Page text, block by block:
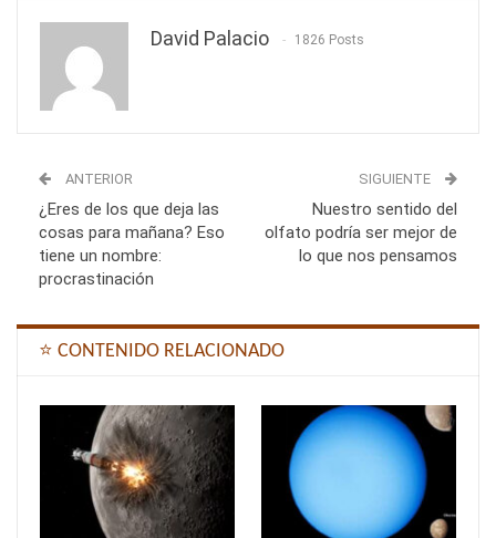
David Palacio 1826 Posts
ANTERIOR
¿Eres de los que deja las
cosas para mañana? Eso
tiene un nombre:
procrastinación
SIGUIENTE
Nuestro sentido del
olfato podría ser mejor de
lo que nos pensamos
⭐ CONTENIDO RELACIONADO